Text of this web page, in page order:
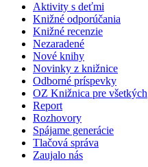
Aktivity s deťmi
Knižné odporúčania
Knižné recenzie
Nezaradené
Nové knihy
Novinky z knižnice
Odborné príspevky
OZ Knižnica pre všetkých
Report
Rozhovory
Spájame generácie
Tlačová správa
Zaujalo nás